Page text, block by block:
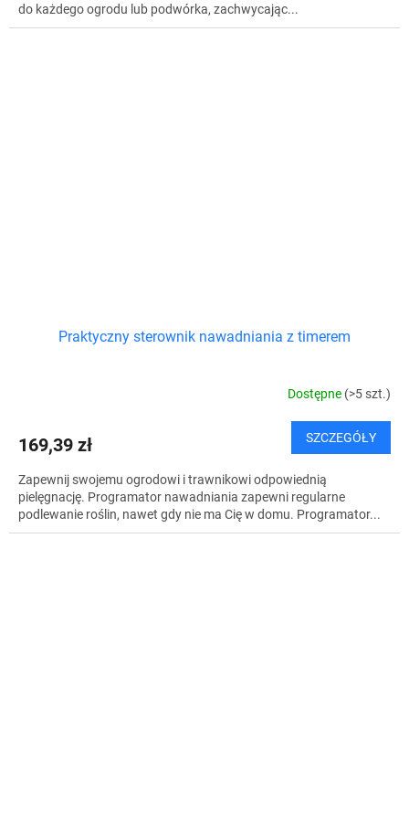
do każdego ogrodu lub podwórka, zachwycając...
Praktyczny sterownik nawadniania z timerem
Dostępne (>5 szt.)
169,39 zł SZCZEGÓŁY
Zapewnij swojemu ogrodowi i trawnikowi odpowiednią
pielęgnację. Programator nawadniania zapewni regularne
podlewanie roślin, nawet gdy nie ma Cię w domu. Programator...